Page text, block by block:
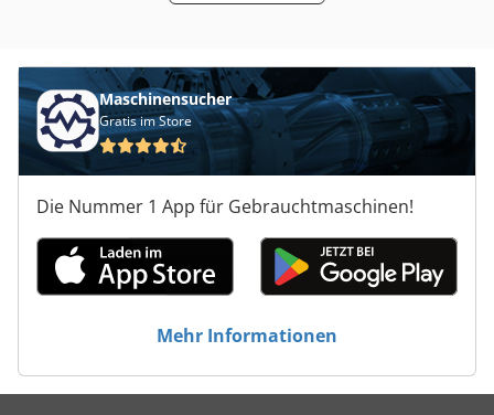
Maschinensucher
Gratis im Store
Die Nummer 1 App für Gebrauchtmaschinen!
Mehr Informationen